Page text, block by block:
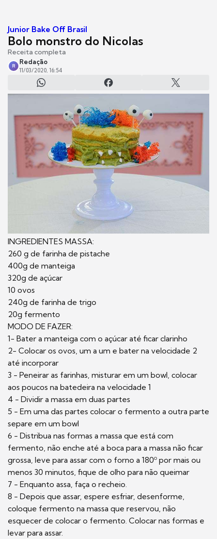
Junior Bake Off Brasil
Bolo monstro do Nicolas
Receita completa
R
Redação
11/03/2020, 16:54
INGREDIENTES MASSA:
260 g de farinha de pistache
400g de manteiga
320g de açúcar
10 ovos
240g de farinha de trigo
20g fermento
MODO DE FAZER:
1- Bater a manteiga com o açúcar até ficar clarinho
2- Colocar os ovos, um a um e bater na velocidade 2
até incorporar
3 - Peneirar as farinhas, misturar em um bowl, colocar
aos poucos na batedeira na velocidade 1
4 - Dividir a massa em duas partes
5 - Em uma das partes colocar o fermento a outra parte
separe em um bowl
6 - Distribua nas formas a massa que está com
fermento, não enche até a boca para a massa não ficar
grossa, leve para assar com o forno a 180º por mais ou
menos 30 minutos, fique de olho para não queimar
7 - Enquanto assa, faça o recheio.
8 - Depois que assar, espere esfriar, desenforme,
coloque fermento na massa que reservou, não
esquecer de colocar o fermento. Colocar nas formas e
levar para assar.